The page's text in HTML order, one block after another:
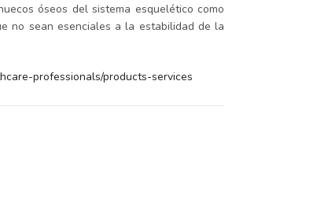
óseos del sistema esquelético como
no sean esenciales a la estabilidad de la
professionals/products-services